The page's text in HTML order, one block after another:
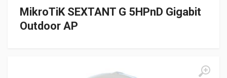
MikroTiK SEXTANT G 5HPnD Gigabit
Outdoor AP